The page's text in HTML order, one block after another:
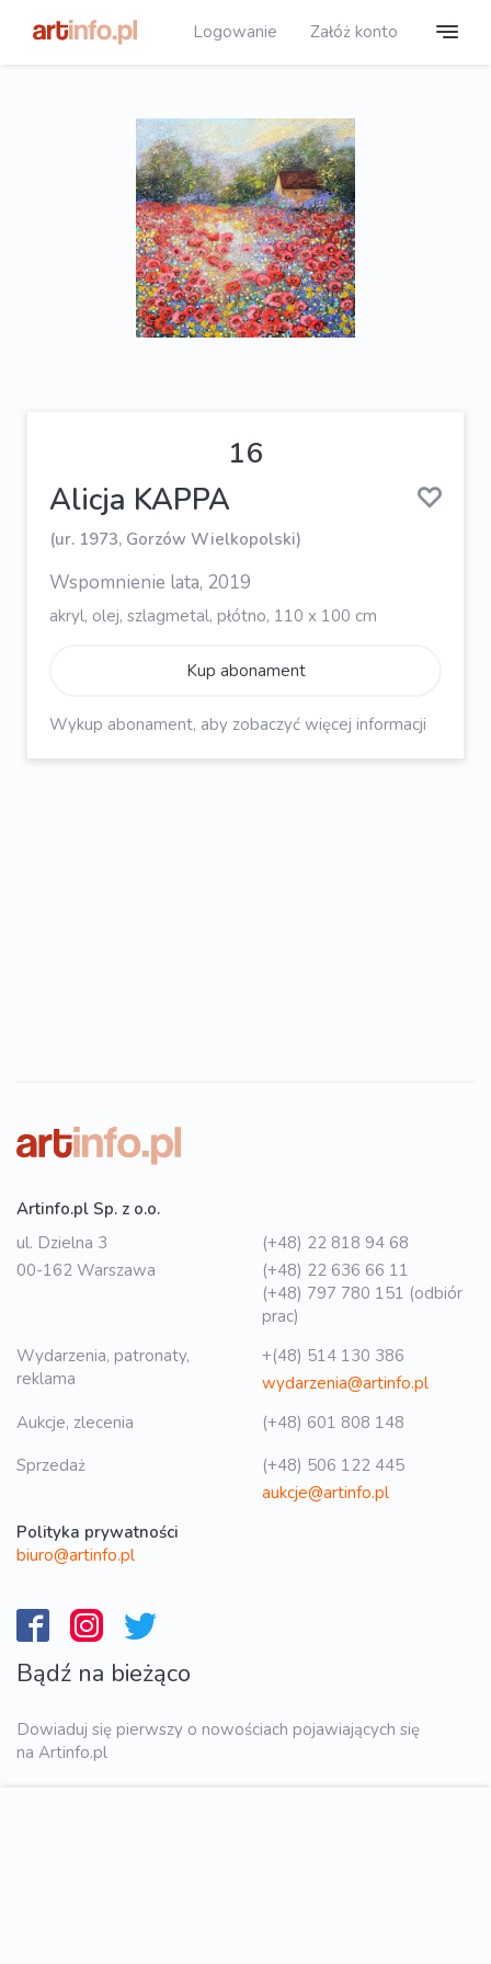
Logowanie Załóż konto
16
Alicja KAPPA
(ur. 1973, Gorzów Wielkopolski)
Wspomnienie lata, 2019
akryl, olej, szlagmetal, płótno, 110 x 100 cm
Kup abonament
Wykup abonament, aby zobaczyć więcej informacji
Artinfo.pl Sp. z o.o.
ul. Dzielna 3
00-162 Warszawa
(+48) 22 818 94 68
(+48) 22 636 66 11
(+48) 797 780 151 (odbiór
prac)
Wydarzenia, patronaty,
reklama
+(48) 514 130 386
wydarzenia@artinfo.pl
Aukcje, zlecenia
(+48) 601 808 148
Sprzedaż
(+48) 506 122 445
aukcje@artinfo.pl
Polityka prywatności
biuro@artinfo.pl
Bądź na bieżąco
Dowiaduj się pierwszy o nowościach pojawiających się
na Artinfo.pl